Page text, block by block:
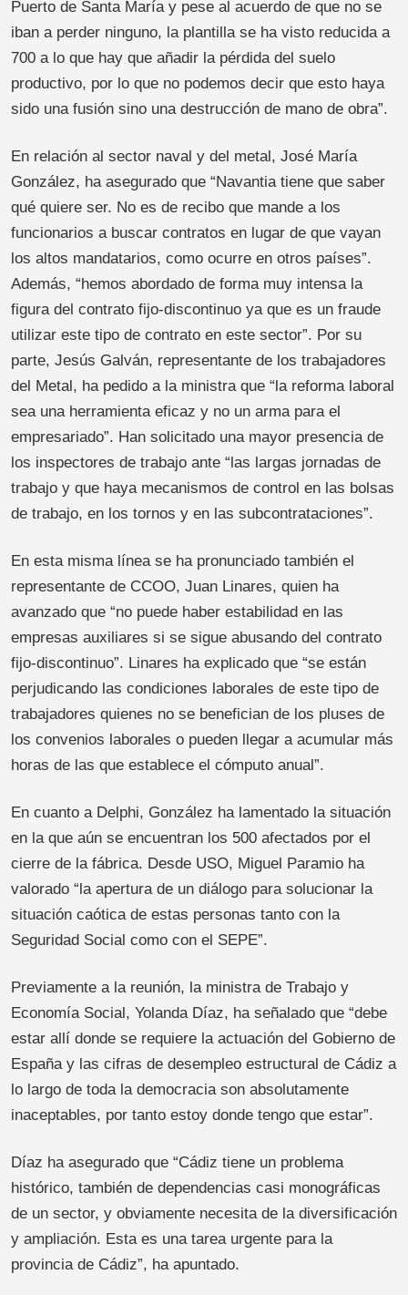
Puerto de Santa María y pese al acuerdo de que no se
iban a perder ninguno, la plantilla se ha visto reducida a
700 a lo que hay que añadir la pérdida del suelo
productivo, por lo que no podemos decir que esto haya
sido una fusión sino una destrucción de mano de obra”.
En relación al sector naval y del metal, José María
González, ha asegurado que “Navantia tiene que saber
qué quiere ser. No es de recibo que mande a los
funcionarios a buscar contratos en lugar de que vayan
los altos mandatarios, como ocurre en otros países”.
Además, “hemos abordado de forma muy intensa la
figura del contrato fijo-discontinuo ya que es un fraude
utilizar este tipo de contrato en este sector”. Por su
parte, Jesús Galván, representante de los trabajadores
del Metal, ha pedido a la ministra que “la reforma laboral
sea una herramienta eficaz y no un arma para el
empresariado”. Han solicitado una mayor presencia de
los inspectores de trabajo ante “las largas jornadas de
trabajo y que haya mecanismos de control en las bolsas
de trabajo, en los tornos y en las subcontrataciones”.
En esta misma línea se ha pronunciado también el
representante de CCOO, Juan Linares, quien ha
avanzado que “no puede haber estabilidad en las
empresas auxiliares si se sigue abusando del contrato
fijo-discontinuo”. Linares ha explicado que “se están
perjudicando las condiciones laborales de este tipo de
trabajadores quienes no se benefician de los pluses de
los convenios laborales o pueden llegar a acumular más
horas de las que establece el cómputo anual”.
En cuanto a Delphi, González ha lamentado la situación
en la que aún se encuentran los 500 afectados por el
cierre de la fábrica. Desde USO, Miguel Paramio ha
valorado “la apertura de un diálogo para solucionar la
situación caótica de estas personas tanto con la
Seguridad Social como con el SEPE”.
Previamente a la reunión, la ministra de Trabajo y
Economía Social, Yolanda Díaz, ha señalado que “debe
estar allí donde se requiere la actuación del Gobierno de
España y las cifras de desempleo estructural de Cádiz a
lo largo de toda la democracia son absolutamente
inaceptables, por tanto estoy donde tengo que estar”.
Díaz ha asegurado que “Cádiz tiene un problema
histórico, también de dependencias casi monográficas
de un sector, y obviamente necesita de la diversificación
y ampliación. Esta es una tarea urgente para la
provincia de Cádiz”, ha apuntado.